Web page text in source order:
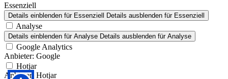
Essenziell
Details einblenden für Essenziell Details ausblenden für Essenziell
Analyse
Details einblenden für Analyse Details ausblenden für Analyse
Google Analytics
Anbieter: Google
Hotjar
Anbieter: Hotjar